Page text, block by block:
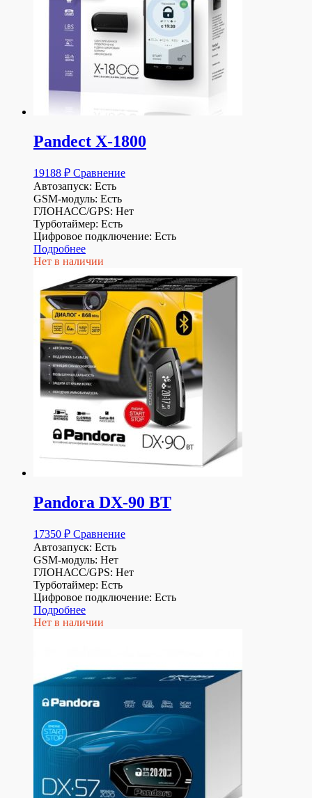
Pandect X-1800
19188 ₽ Сравнение
Автозапуск: Есть
GSM-модуль: Есть
ГЛОНАСС/GPS: Нет
Турботаймер: Есть
Цифровое подключение: Есть
Подробнее
Нет в наличии
Pandora DX-90 BT
17350 ₽ Сравнение
Автозапуск: Есть
GSM-модуль: Нет
ГЛОНАСС/GPS: Нет
Турботаймер: Есть
Цифровое подключение: Есть
Подробнее
Нет в наличии